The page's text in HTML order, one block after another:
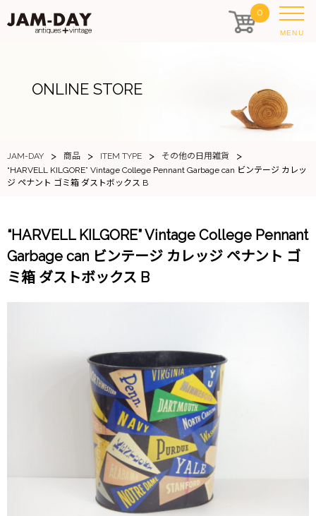
0
MENU
ONLINE STORE
JAM-DAY > 商品 > ITEM TYPE > その他の日用雑貨 >
“HARVELL KILGORE” Vintage College Pennant Garbage can ビンテージ カレッ
ジ ペナント ゴミ箱 ダストボックス B
“HARVELL KILGORE” Vintage College Pennant
Garbage can ビンテージ カレッジ ペナント ゴ
ミ箱 ダストボックス B